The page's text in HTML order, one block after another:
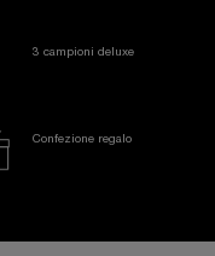
3 campioni deluxe
Confezione regalo